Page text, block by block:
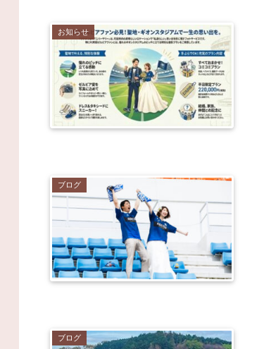
お知らせ
ブログ
ブログ